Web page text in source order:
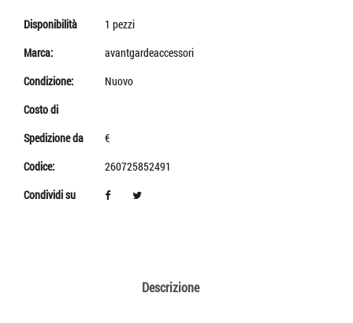
Disponibilità
1 pezzi
Marca:
avantgardeaccessori
Condizione:
Nuovo
Costo di
Spedizione da
€
Codice:
260725852491
Condividi su
Descrizione